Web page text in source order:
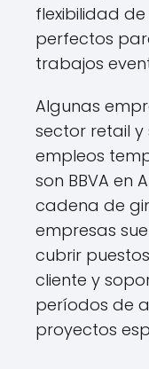
flexibilidad
perfectos
trabajos
Algunas
sector retail y
empleos
son BBVA en
cadena de
empresas
cubrir
cliente y
períodos de
proyectos